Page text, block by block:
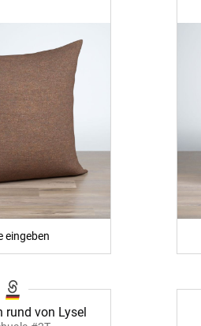
eingeben
rund von Lysel